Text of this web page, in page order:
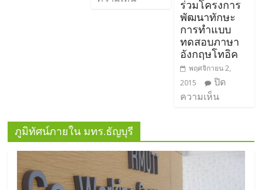
ร่วมโครงการ
พัฒนาทักษะ
การทำแบบ
ทดสอบภาษา
อังกฤษโทอิค
พฤศจิกายน 2,
2015
ปิด
ความเห็น
ภูมิทัศน์ภายใน มทร.ธัญบุรี